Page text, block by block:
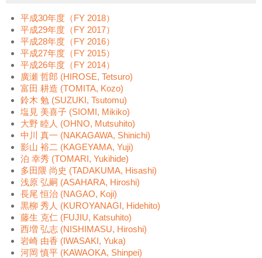
平成30年度（FY 2018）
平成29年度（FY 2017）
平成28年度（FY 2016）
平成27年度（FY 2015）
平成26年度（FY 2014）
廣瀬 哲郎 (HIROSE, Tetsuro)
富田 耕造 (TOMITA, Kozo)
鈴木 勉 (SUZUKI, Tsutomu)
塩見 美喜子 (SIOMI, Mikiko)
大野 睦人 (OHNO, Mutsuhito)
中川 真一 (NAKAGAWA, Shinichi)
影山 裕二 (KAGEYAMA, Yuji)
泊 幸秀 (TOMARI, Yukihide)
多田隈 尚史 (TADAKUMA, Hisashi)
浅原 弘嗣 (ASAHARA, Hiroshi)
長尾 恒治 (NAGAO, Koji)
黒柳 秀人 (KUROYANAGI, Hidehito)
藤生 克仁 (FUJIU, Katsuhito)
西増 弘志 (NISHIMASU, Hiroshi)
岩崎 由香 (IWASAKI, Yuka)
河岡 慎平 (KAWAOKA, Shinpei)